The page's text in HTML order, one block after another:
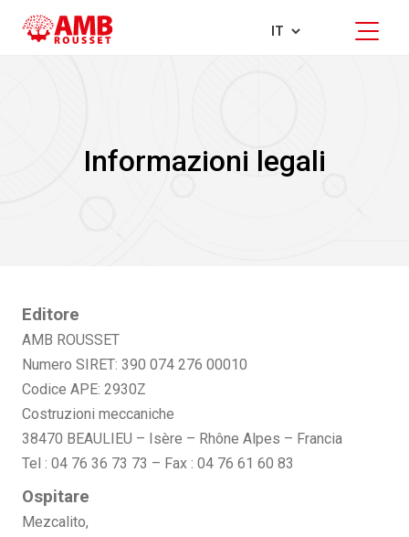
Informazioni legali
Editore
AMB ROUSSET
Numero SIRET: 390 074 276 00010
Codice APE: 2930Z
Costruzioni meccaniche
38470 BEAULIEU – Isère – Rhône Alpes – Francia
Tel : 04 76 36 73 73 – Fax : 04 76 61 60 83
Ospitare
Mezcalito,